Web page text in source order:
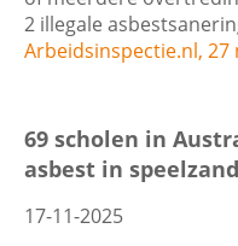
2 illegale
Arbeidsinspectie.nl, 27
69 scholen in
asbest in speelzand
17-11-2025